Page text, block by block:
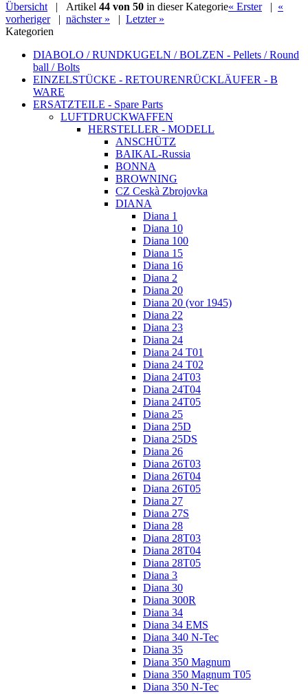
Übersicht| Artikel 44 von 50 in dieser Kategorie« Erster| «
vorheriger| nächster »
Letzter »
Kategorien
DIABOLO / RUNDKUGELN / BOLZEN - Pellets / Round
ball / Bolts
EINZELSTÜCKE - RETOURENRÜCKLÄUFER - B
WARE
ERSATZTEILE - Spare Parts
LUFTDRUCKWAFFEN
HERSTELLER - MODELL
ANSCHÜTZ
BAIKAL-Russia
BONNA
BROWNING
CZ Ceskà Zbrojovka
DIANA
Diana 1
Diana 10
Diana 100
Diana 15
Diana 16
Diana 2
Diana 20
Diana 20 (vor 1945)
Diana 22
Diana 23
Diana 24
Diana 24 T01
Diana 24 T02
Diana 24T03
Diana 24T04
Diana 24T05
Diana 25
Diana 25D
Diana 25DS
Diana 26
Diana 26T03
Diana 26T04
Diana 26T05
Diana 27
Diana 27S
Diana 28
Diana 28T03
Diana 28T04
Diana 28T05
Diana 3
Diana 30
Diana 300R
Diana 34
Diana 34 EMS
Diana 340 N-Tec
Diana 35
Diana 350 Magnum
Diana 350 Magnum T05
Diana 350 N-Tec